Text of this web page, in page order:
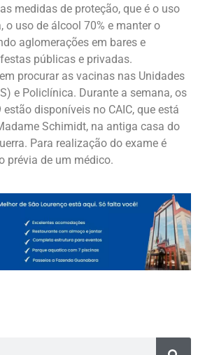
medidas de proteção, que é o uso
o uso de álcool 70% e manter o
aglomerações em bares e
públicas e privadas.
procurar as vacinas nas Unidades
e Policlínica. Durante a semana, os
disponíveis no CAIC, que está
Schimidt, na antiga casa do
Para realização do exame é
prévia de um médico.